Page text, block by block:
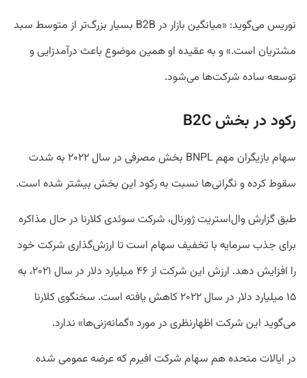
نوریس می‌گوید: «میانگین بازار در B2B بسیار بزرگ‌تر از متوسط سبد
مشتریان است.» و به عقیده او همین موضوع باعث درآمدزایی و
توسعه ساده شرکت‌ها می‌شود.
رکود در بخش B2C
سهام بازیگران مهم BNPL بخش مصرفی در سال ۲۰۲۲ به شدت
سقوط کرده و نگرانی‌ها نسبت به رکود این بخش بیشتر شده است.
طبق گزارش وال‌استریت ژورنال، شرکت سوئدی کلارنا در حال مذاکره
برای جذب سرمایه با تخفیف سهام است تا ارزش‌گذاری شرکت خود
را افزایش دهد. ارزش این شرکت از ۴۶ میلیارد دلار در سال ۲۰۲۱، به
۱۵ میلیارد دلار در سال ۲۰۲۲ کاهش یافته است. سخنگوی کلارنا
می‌گوید این شرکت اظهارنظری در مورد «گمانه‌زنی‌ها» ندارد.
در ایالات متحده هم سهام شرکت افیرم که عرضه عمومی شده